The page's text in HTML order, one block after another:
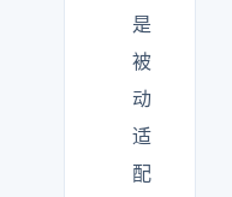
是
被
动
适
配